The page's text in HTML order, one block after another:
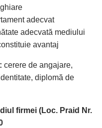
adecvat
adecvată mediului
avantaj
cerere de angajare,
diplomă de
firmei (Loc. Praid Nr.